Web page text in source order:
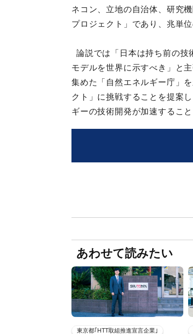
ネコン、立地の自治体、研究
プロジェクト」であり、兆単
論説では「日本は持ち前の技
モデルを世界に示すべき」と
集めた「自然エネルギー庁」
クト」に挑戦することを提案
ギーの技術開発が加速するこ
あわせて読みたい
東京都｢HTT取組推進宣言企業｣